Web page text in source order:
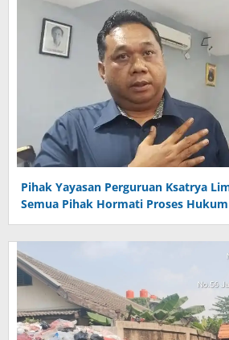
Pihak Yayasan Perguruan Ksatrya
Semua Pihak Hormati Proses Hukum